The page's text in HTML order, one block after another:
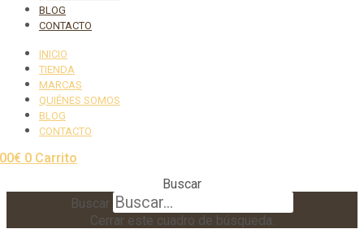
BLOG
CONTACTO
INICIO
TIENDA
MARCAS
QUIÉNES SOMOS
BLOG
CONTACTO
€ 0 Carrito
Buscar
Buscar
Cerrar este cuadro de búsqueda.